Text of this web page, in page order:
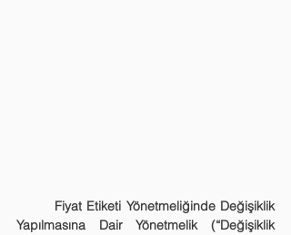
Yapılmasına Dair Yönetmelik (“Değişiklik